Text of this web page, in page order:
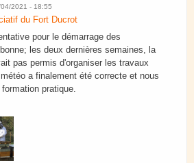
2021 - 18:55
du Fort Ducrot
pour le démarrage des
les deux dernières semaines, la
pas permis d'organiser les travaux
a finalement été correcte et nous
pratique.